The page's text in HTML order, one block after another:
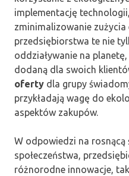
implementację
zminimalizowanie
przedsiębiorstwa te nie
oddziaływanie na
dodaną dla swoich
oferty dla grupy
przykładają wagę do
aspektów zakupów.
W odpowiedzi na
społeczeństwa,
różnorodne innowacje,